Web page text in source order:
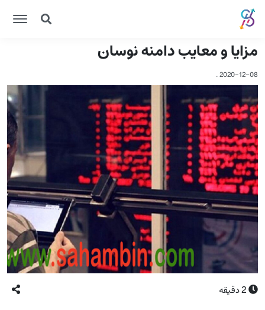
مزایا و معایب دامنه نوسان
2020-12-08
.
2دقیقه